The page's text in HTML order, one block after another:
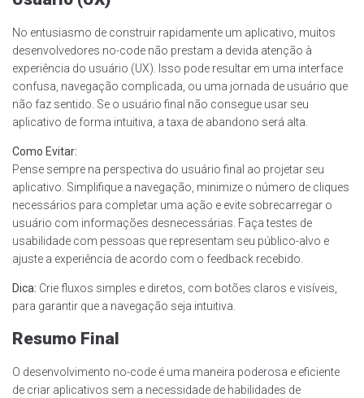
No entusiasmo de construir rapidamente um aplicativo, muitos
desenvolvedores no-code não prestam a devida atenção à
experiência do usuário (UX). Isso pode resultar em uma interface
confusa, navegação complicada, ou uma jornada de usuário que
não faz sentido. Se o usuário final não consegue usar seu
aplicativo de forma intuitiva, a taxa de abandono será alta.
Como Evitar:
Pense sempre na perspectiva do usuário final ao projetar seu
aplicativo. Simplifique a navegação, minimize o número de cliques
necessários para completar uma ação e evite sobrecarregar o
usuário com informações desnecessárias. Faça testes de
usabilidade com pessoas que representam seu público-alvo e
ajuste a experiência de acordo com o feedback recebido.
Dica: Crie fluxos simples e diretos, com botões claros e visíveis,
para garantir que a navegação seja intuitiva.
Resumo Final
O desenvolvimento no-code é uma maneira poderosa e eficiente
de criar aplicativos sem a necessidade de habilidades de